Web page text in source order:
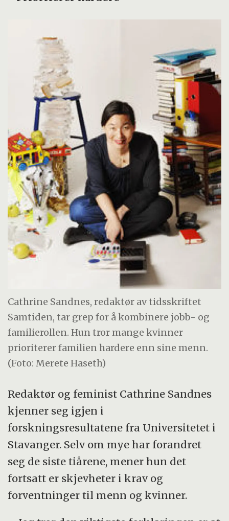
Cathrine Sandnes, redaktør av tidsskriftet
Samtiden, tar grep for å kombinere jobb- og
familierollen. Hun tror mange kvinner
prioriterer familien hardere enn sine menn.
(Foto: Merete Haseth)
Redaktør og feminist Cathrine Sandnes
kjenner seg igjen i
forskningsresultatene fra Universitetet i
Stavanger. Selv om mye har forandret
seg de siste tiårene, mener hun det
fortsatt er skjevheter i krav og
forventninger til menn og kvinner.